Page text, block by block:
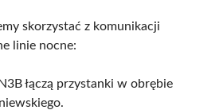
skorzystać z komunikacji
linie nocne:
łączą przystanki w obrębie